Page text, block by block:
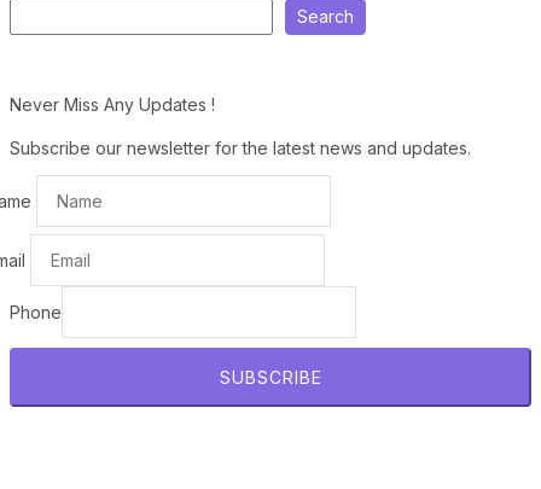
Search
Never Miss Any Updates !
Subscribe our newsletter for the latest news and updates.
Phone
SUBSCRIBE